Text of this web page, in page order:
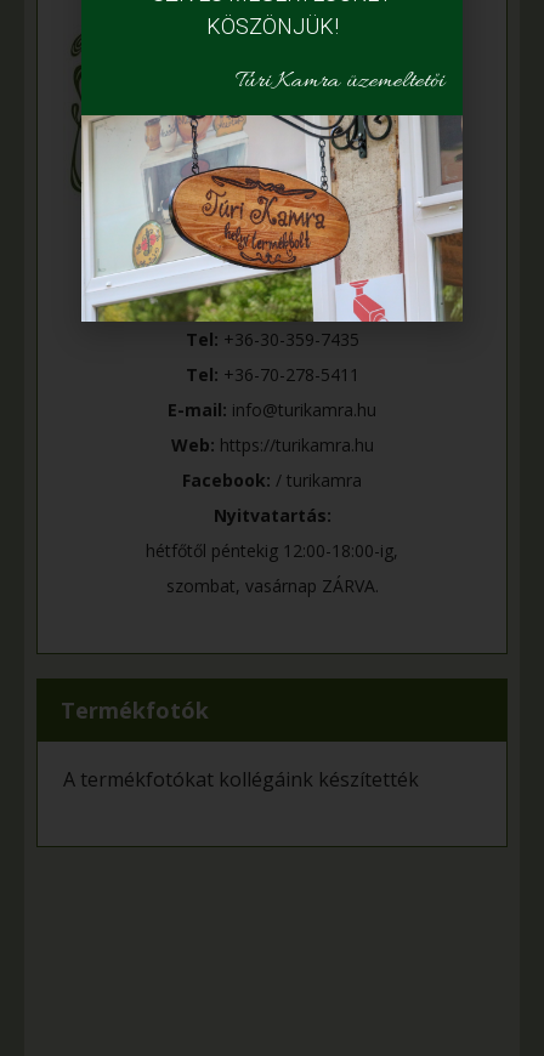
Cím:5400 Mezőtúr, Szabadság tér 29.
(hajdani Róka féle húsbolt)
Tel: +36-30-359-7435
Tel: +36-70-278-5411
E-mail: info@turikamra.hu
Web: https://turikamra.hu
Facebook: / turikamra
Nyitvatartás:
hétfőtől péntekig 12:00-18:00-ig,
szombat, vasárnap ZÁRVA.
Termékfotók
A termékfotókat kollégáink készítették
KÖSZÖNJÜK!
Túri Kamra üzemeltetői